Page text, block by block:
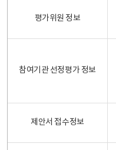
평가위원 정보
참여기관 선정평가 정보
제안서 접수정보